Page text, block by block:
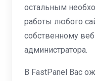
остальным
работы любого
собственному
администратора.
В FastPanel Вас